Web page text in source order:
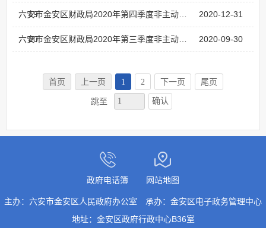
2020-12-31
19
2020-09-30
20
首页 上一页 1 2 下一页 尾页
跳至 确认
政府电话簿 网站地图
主办：六安市金安区人民政府办公室
承办：金安区电子政务管理中心
地址：金安区政府行政中心B36室